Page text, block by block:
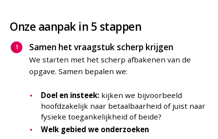
Onze aanpak in 5 stappen
Samen het vraagstuk scherp krijgen
We starten met het scherp afbakenen van de
opgave. Samen bepalen we:
Doel en insteek: kijken we bijvoorbeeld
hoofdzakelijk naar betaalbaarheid of juist naar
fysieke toegankelijkheid of beide?
Welk gebied we onderzoeken